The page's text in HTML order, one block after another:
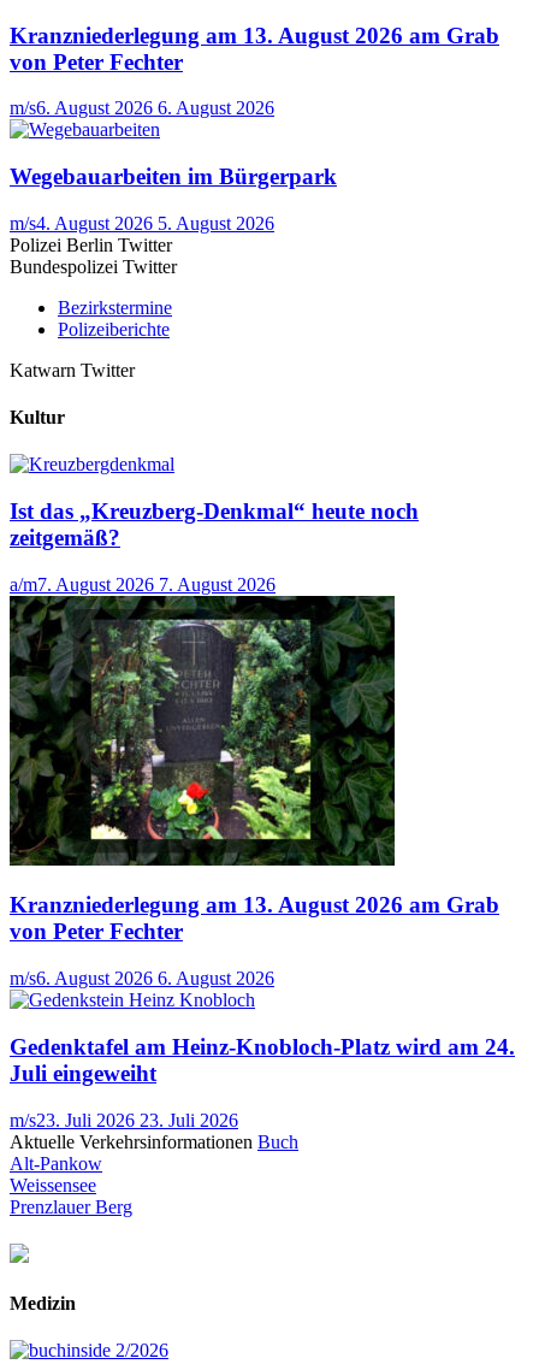
Kranzniederlegung am 13. August 2026 am Grab
von Peter Fechter
m/s6. August 2026 6. August 2026
Wegebauarbeiten im Bürgerpark
m/s4. August 2026 5. August 2026
Polizei Berlin Twitter
Bundespolizei Twitter
Bezirkstermine
Polizeiberichte
Katwarn Twitter
Kultur
Ist das „Kreuzberg-Denkmal“ heute noch
zeitgemäß?
a/m7. August 2026 7. August 2026
Kranzniederlegung am 13. August 2026 am Grab
von Peter Fechter
m/s6. August 2026 6. August 2026
Gedenktafel am Heinz-Knobloch-Platz wird am 24.
Juli eingeweiht
m/s23. Juli 2026 23. Juli 2026
Aktuelle Verkehrsinformationen Buch
Alt-Pankow
Weissensee
Prenzlauer Berg
Medizin